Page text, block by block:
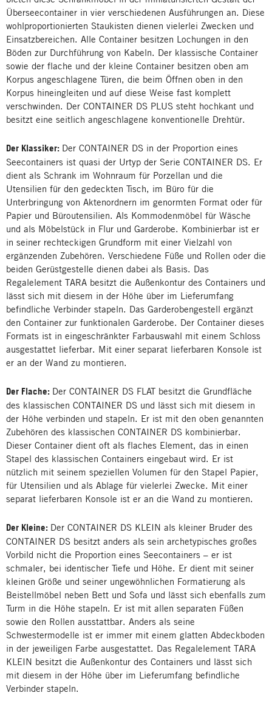
Überseecontainer in vier verschiedenen Ausführungen an. Diese
wohlproportionierten Staukisten dienen vielerlei Zwecken und
Einsatzbereichen. Alle Container besitzen Lochungen in den
Böden zur Durchführung von Kabeln. Der klassische Container
sowie der flache und der kleine Container besitzen oben am
Korpus angeschlagene Türen, die beim Öffnen oben in den
Korpus hineingleiten und auf diese Weise fast komplett
verschwinden. Der CONTAINER DS PLUS steht hochkant und
besitzt eine seitlich angeschlagene konventionelle Drehtür.
Der Klassiker: Der CONTAINER DS in der Proportion eines
Seecontainers ist quasi der Urtyp der Serie CONTAINER DS. Er
dient als Schrank im Wohnraum für Porzellan und die
Utensilien für den gedeckten Tisch, im Büro für die
Unterbringung von Aktenordnern im genormten Format oder für
Papier und Büroutensilien. Als Kommodenmöbel für Wäsche
und als Möbelstück in Flur und Garderobe. Kombinierbar ist er
in seiner rechteckigen Grundform mit einer Vielzahl von
ergänzenden Zubehören. Verschiedene Füße und Rollen oder die
beiden Gerüstgestelle dienen dabei als Basis. Das
Regalelement TARA besitzt die Außenkontur des Containers und
lässt sich mit diesem in der Höhe über im Lieferumfang
befindliche Verbinder stapeln. Das Garderobengestell ergänzt
den Container zur funktionalen Garderobe. Der Container dieses
Formats ist in eingeschränkter Farbauswahl mit einem Schloss
ausgestattet lieferbar. Mit einer separat lieferbaren Konsole ist
er an der Wand zu montieren.
Der Flache: Der CONTAINER DS FLAT besitzt die Grundfläche
des klassischen CONTAINER DS und lässt sich mit diesem in
der Höhe verbinden und stapeln. Er ist mit den oben genannten
Zubehören des klassischen CONTAINER DS kombinierbar.
Dieser Container dient oft als flaches Element, das in einen
Stapel des klassischen Containers eingebaut wird. Er ist
nützlich mit seinem speziellen Volumen für den Stapel Papier,
für Utensilien und als Ablage für vielerlei Zwecke. Mit einer
separat lieferbaren Konsole ist er an die Wand zu montieren.
Der Kleine: Der CONTAINER DS KLEIN als kleiner Bruder des
CONTAINER DS besitzt anders als sein archetypisches großes
Vorbild nicht die Proportion eines Seecontainers – er ist
schmaler, bei identischer Tiefe und Höhe. Er dient mit seiner
kleinen Größe und seiner ungewöhnlichen Formatierung als
Beistellmöbel neben Bett und Sofa und lässt sich ebenfalls zum
Turm in die Höhe stapeln. Er ist mit allen separaten Füßen
sowie den Rollen ausstattbar. Anders als seine
Schwestermodelle ist er immer mit einem glatten Abdeckboden
in der jeweiligen Farbe ausgestattet. Das Regalelement TARA
KLEIN besitzt die Außenkontur des Containers und lässt sich
mit diesem in der Höhe über im Lieferumfang befindliche
Verbinder stapeln.